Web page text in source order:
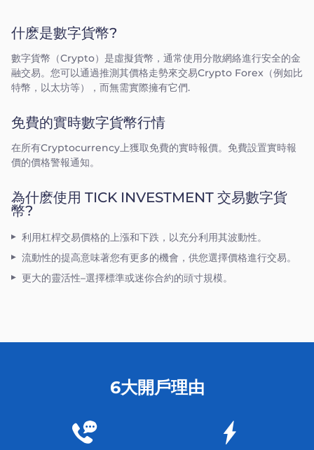
什麽是數字貨幣?
數字貨幣（Crypto）是虛擬貨幣，通常使用分散網絡進行安全的金
融交易。您可以通過推測其價格走勢來交易Crypto Forex（例如比
特幣，以太坊等），而無需實際擁有它們.
免費的實時數字貨幣行情
在所有Cryptocurrency上獲取免費的實時報價。免費設置實時報
價的價格警報通知。
為什麽使用 TICK INVESTMENT 交易數字貨
幣?
利用杠桿交易價格的上漲和下跌，以充分利用其波動性。
流動性的提高意味著您有更多的機會，供您選擇價格進行交易。
更大的靈活性–選擇標準或迷你合約的頭寸規模。
6大開戶理由